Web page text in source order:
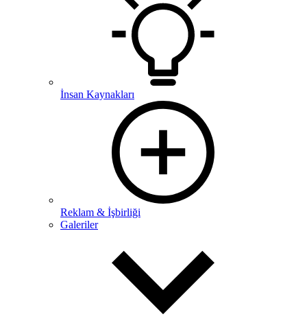
İnsan Kaynakları
Reklam & İşbirliği
Galeriler